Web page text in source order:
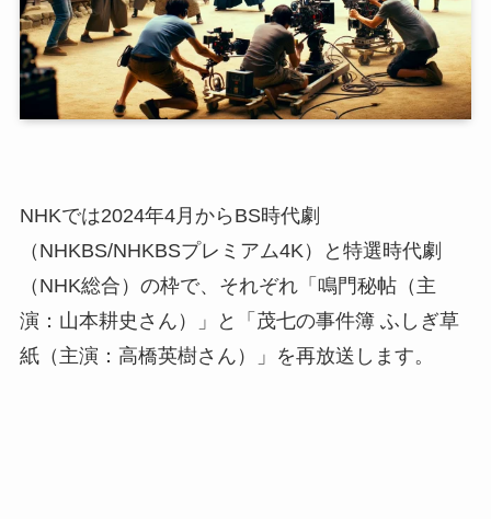
NHKでは2024年4月からBS時代劇
（NHKBS/NHKBSプレミアム4K）と特選時代劇
（NHK総合）の枠で、それぞれ「鳴門秘帖（主
演：山本耕史さん）」と「茂七の事件簿 ふしぎ草
紙（主演：高橋英樹さん）」を再放送します。